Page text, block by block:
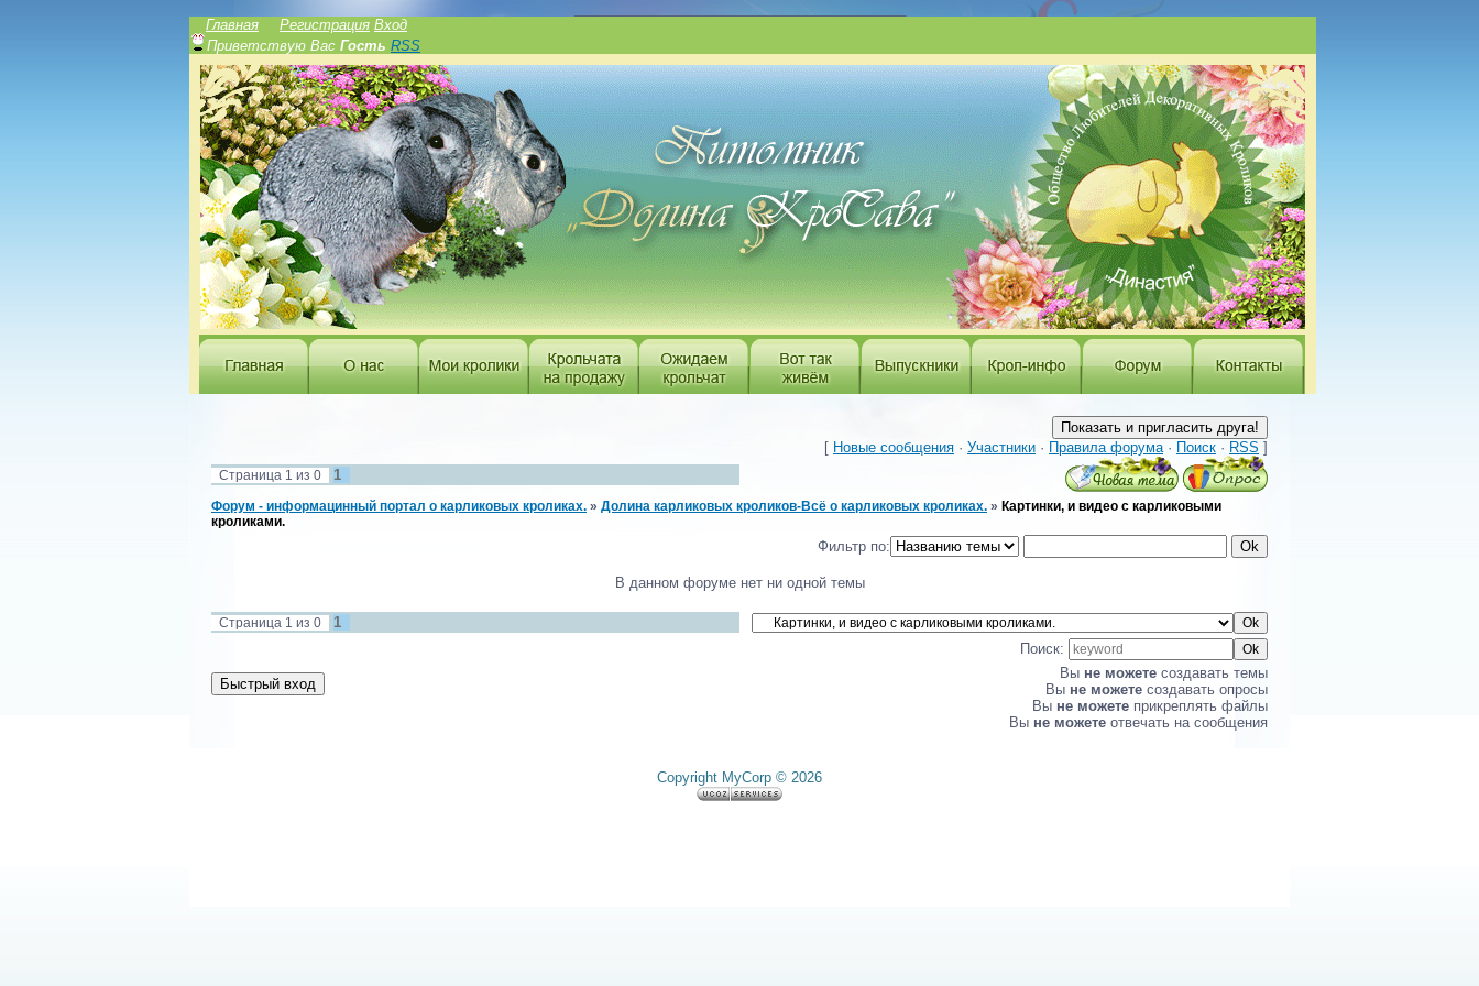
Главная
Регистрация Вход
Приветствую Вас Гость RSS
[ Новые сообщения · Участники · Правила форума· Поиск · RSS ]
Страница 1 из 0 1
Форум - информацинный портал о карликовых кроликах. » Долина карликовых кроликов-Всё о карликовых кроликах. » Картинки, и видео с карликовыми
кроликами.
Фильтр по:
В данном форуме нет ни одной темы
Страница 1 из 0
1
Поиск:
Вы не можете создавать темы
Вы не можете создавать опросы
Вы не можете прикреплять файлы
Вы не можете отвечать на сообщения
Copyright MyCorp © 2026